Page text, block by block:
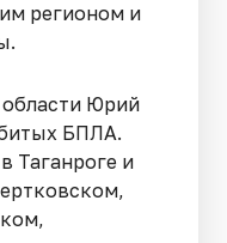
регионом и
области Юрий
БПЛА.
Таганроге и